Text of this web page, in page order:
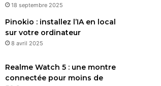
18 septembre 2025
Pinokio : installez l’IA en local
sur votre ordinateur
8 avril 2025
Realme Watch 5 : une montre
connectée pour moins de